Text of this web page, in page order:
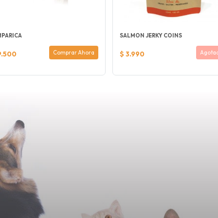
Comprar Ahora
SALMON JERKY COINS
$ 3.990